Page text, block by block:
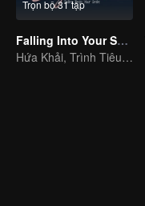
Trọn bộ 31 tập
Falling Into Your Smile (Indonesia Audio)
Hứa Khải, Trình Tiêu say mê theo đuổi giấc mơ